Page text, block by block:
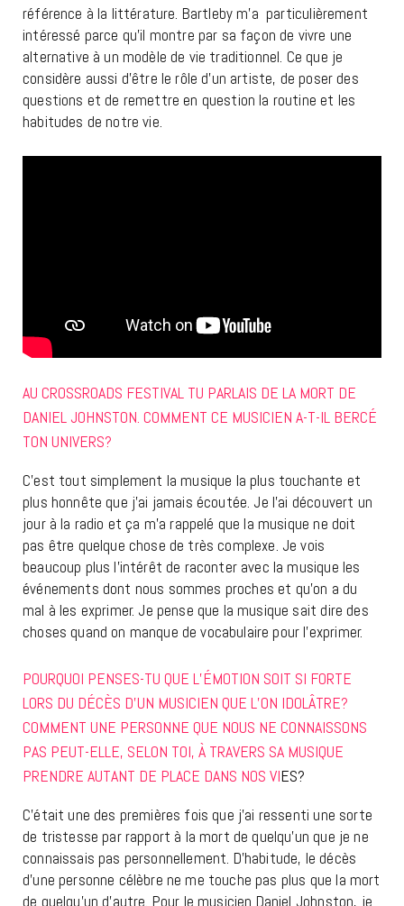
référence à la littérature. Bartleby m’a particulièrement
intéressé parce qu’il montre par sa façon de vivre une
alternative à un modèle de vie traditionnel. Ce que je
considère aussi d’être le rôle d’un artiste, de poser des
questions et de remettre en question la routine et les
habitudes de notre vie.
AU CROSSROADS FESTIVAL TU PARLAIS DE LA MORT DE
DANIEL JOHNSTON. COMMENT CE MUSICIEN A-T-IL BERCÉ
TON UNIVERS?
C’est tout simplement la musique la plus touchante et
plus honnête que j’ai jamais écoutée. Je l’ai découvert un
jour à la radio et ça m’a rappelé que la musique ne doit
pas être quelque chose de très complexe. Je vois
beaucoup plus l’intérêt de raconter avec la musique les
événements dont nous sommes proches et qu’on a du
mal à les exprimer. Je pense que la musique sait dire des
choses quand on manque de vocabulaire pour l’exprimer.
POURQUOI PENSES-TU QUE L’ÉMOTION SOIT SI FORTE
LORS DU DÉCÈS D’UN MUSICIEN QUE L’ON IDOLÂTRE?
COMMENT UNE PERSONNE QUE NOUS NE CONNAISSONS
PAS PEUT-ELLE, SELON TOI, À TRAVERS SA MUSIQUE
PRENDRE AUTANT DE PLACE DANS NOS VIES?
C’était une des premières fois que j’ai ressenti une sorte
de tristesse par rapport à la mort de quelqu’un que je ne
connaissais pas personnellement. D’habitude, le décès
d’une personne célèbre ne me touche pas plus que la mort
de quelqu’un d’autre. Pour le musicien Daniel Johnston, je